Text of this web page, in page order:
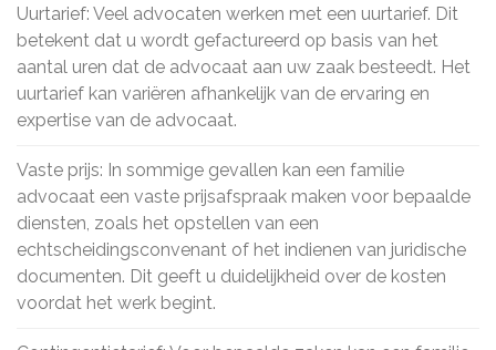
Uurtarief: Veel advocaten werken met een uurtarief. Dit
betekent dat u wordt gefactureerd op basis van het
aantal uren dat de advocaat aan uw zaak besteedt. Het
uurtarief kan variëren afhankelijk van de ervaring en
expertise van de advocaat.
Vaste prijs: In sommige gevallen kan een familie
advocaat een vaste prijsafspraak maken voor bepaalde
diensten, zoals het opstellen van een
echtscheidingsconvenant of het indienen van juridische
documenten. Dit geeft u duidelijkheid over de kosten
voordat het werk begint.